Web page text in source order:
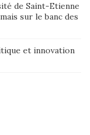
de Saint-Etienne
sur le banc des
et innovation